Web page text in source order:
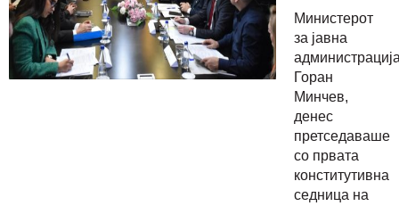
и
систем во
служба
на
граѓаните
Министерот
за јавна
Горан
Минчев,
денес
претседаваше
со првата
конститутивна
седница на